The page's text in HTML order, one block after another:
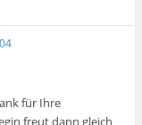
für Ihre